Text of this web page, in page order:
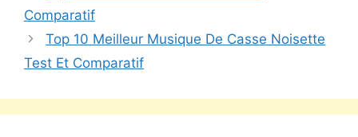
Comparatif
Top 10 Meilleur Musique De Casse Noisette
Test Et Comparatif